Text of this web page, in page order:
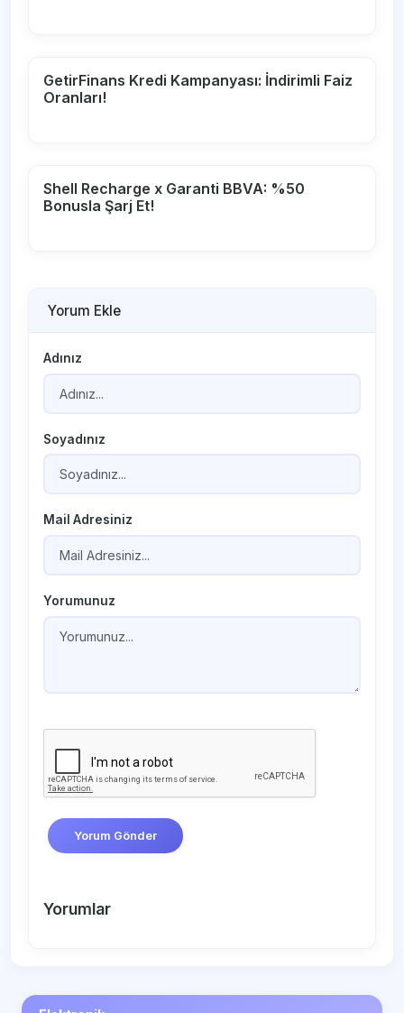
GetirFinans Kredi Kampanyası: İndirimli Faiz
Oranları!
Shell Recharge x Garanti BBVA: %50
Bonusla Şarj Et!
Yorum Ekle
Adınız
Soyadınız
Mail Adresiniz
Yorumunuz
Yorum Gönder
Yorumlar